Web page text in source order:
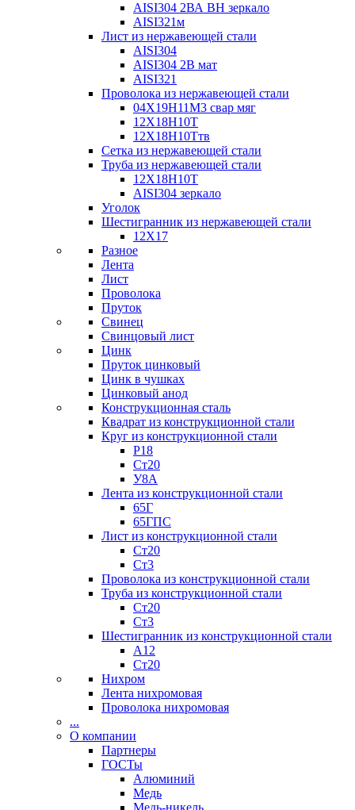
AISI304 2ВА ВН зеркало
AISI321м
Лист из нержавеющей стали
AISI304
AISI304 2В мат
AISI321
Проволока из нержавеющей стали
04Х19Н11М3 свар мяг
12Х18Н10Т
12Х18Н10Ттв
Сетка из нержавеющей стали
Труба из нержавеющей стали
12Х18Н10Т
AISI304 зеркало
Уголок
Шестигранник из нержавеющей стали
12Х17
Разное
Лента
Лист
Проволока
Пруток
Свинец
Свинцовый лист
Цинк
Пруток цинковый
Цинк в чушках
Цинковый анод
Конструкционная сталь
Квадрат из конструкционной стали
Круг из конструкционной стали
Р18
Ст20
У8А
Лента из конструкционной стали
65Г
65ГПС
Лист из конструкционной стали
Ст20
Ст3
Проволока из конструкционной стали
Труба из конструкционной стали
Ст20
Ст3
Шестигранник из конструкционной стали
А12
Ст20
Нихром
Лента нихромовая
Проволока нихромовая
...
О компании
Партнеры
ГОСТы
Алюминий
Медь
Медь-никель